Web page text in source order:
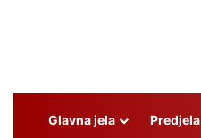
Glavna jela Predjela